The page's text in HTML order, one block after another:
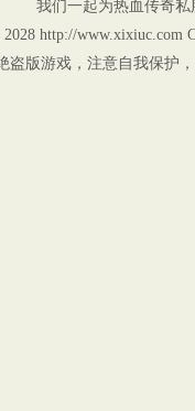
我们一起为热血传奇
http://www.xixiuc.com
盗版游戏，注意自我保护